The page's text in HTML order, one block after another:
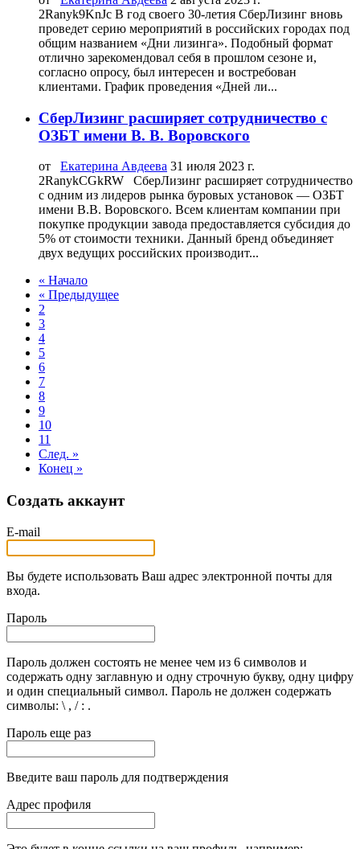
2Ranyk9KnJc В год своего 30-летия СберЛизинг вновь
проведет серию мероприятий в российских городах под
общим названием «Дни лизинга». Подобный формат
отлично зарекомендовал себя в прошлом сезоне и,
согласно опросу, был интересен и востребован
клиентами. График проведения «Дней ли...
СберЛизинг расширяет сотрудничество с
ОЗБТ имени В. В. Воровского
от Екатерина Авдеева 31 июля 2023 г.
2RanykCGkRW СберЛизинг расширяет сотрудничество
с одним из лидеров рынка буровых установок — ОЗБТ
имени В.В. Воровского. Всем клиентам компании при
покупке продукции завода предоставляется субсидия до
5% от стоимости техники. Данный бренд объединяет
двух ведущих российских производит...
« Начало
« Предыдущее
2
3
4
5
6
7
8
9
10
11
След. »
Конец »
Создать аккаунт
E-mail
Вы будете использовать Ваш адрес электронной почты для
входа.
Пароль
Пароль должен состоять не менее чем из 6 символов и
содержать одну заглавную и одну строчную букву, одну цифру
и один специальный символ. Пароль не должен содержать
символы: \ , / : .
Пароль еще раз
Введите ваш пароль для подтверждения
Адрес профиля